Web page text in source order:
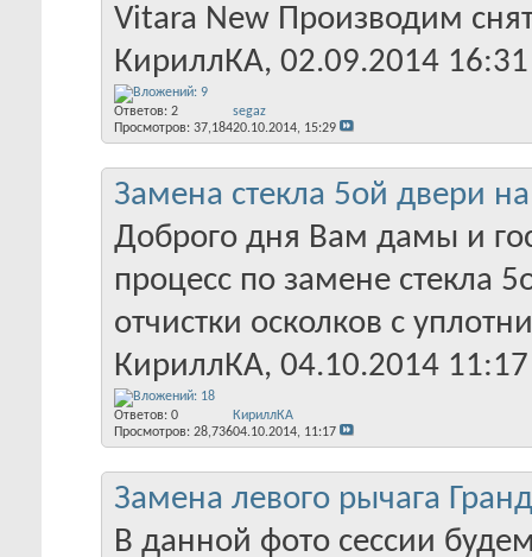
Vitara New Производим
КириллКА‎, 02.09.2014 16:31
Ответов: 2
Просмотров: 37,184
segaz
20.10.2014, 15:29
Замена стекла 5ой двери
Доброго дня Вам дамы и
процесс по замене стекла
отчистки осколков с
КириллКА‎, 04.10.2014 11:17
Ответов: 0
Просмотров: 28,736
КириллКА
04.10.2014, 11:17
Замена левого рычага
В данной фото сессии